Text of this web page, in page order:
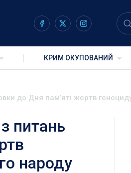
КРИМ ОКУПОВАНИЙ
до Дня пам’яті жертв
питань
народу